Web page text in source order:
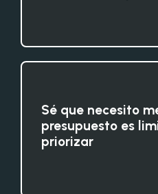
Sé que necesito
presupuesto es
priorizar